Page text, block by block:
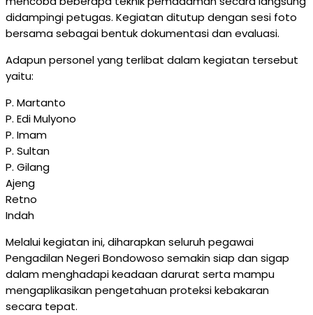
didampingi petugas. Kegiatan ditutup dengan sesi foto
bersama sebagai bentuk dokumentasi dan evaluasi.
Adapun personel yang terlibat dalam kegiatan tersebut
yaitu:
P. Martanto
P. Edi Mulyono
P. Imam
P. Sultan
P. Gilang
Ajeng
Retno
Indah
Melalui kegiatan ini, diharapkan seluruh pegawai
Pengadilan Negeri Bondowoso semakin siap dan sigap
dalam menghadapi keadaan darurat serta mampu
mengaplikasikan pengetahuan proteksi kebakaran
secara tepat.